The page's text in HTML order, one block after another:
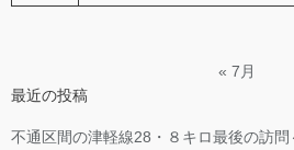
« 7月
最近の投稿
不通区間の津軽線28・８キロ最後の訪